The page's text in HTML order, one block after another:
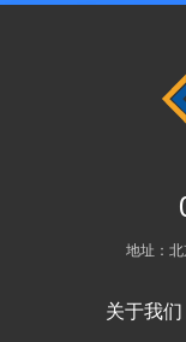
地址：
关于我们